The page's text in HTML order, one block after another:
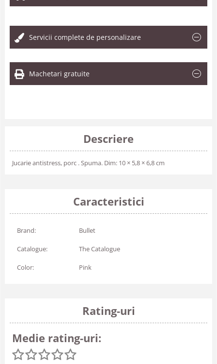
Servicii complete de personalizare
Machetari gratuite
Descriere
Jucarie antistress, porc . Spuma. Dim: 10 × 5,8 × 6,8 cm
Caracteristici
Brand: Bullet
Catalogue: The Catalogue
Color: Pink
Rating-uri
Medie rating-uri: